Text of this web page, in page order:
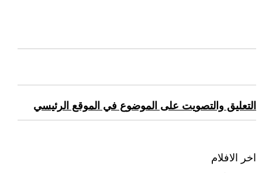
التعليق والتصويت على الموضوع في الموقع الرئيسي
اخر الافلام